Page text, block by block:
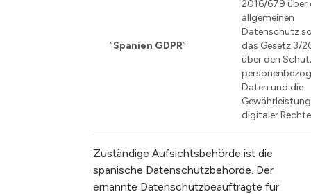
“Spanien GDPR”
2016/679 über
allgemeinen
Datenschutz
das Gesetz 3/
über den
Daten und die
Gewährleistung
digitaler
Zuständige Aufsichtsbehörde ist die
spanische Datenschutzbehörde. Der
ernannte Datenschutzbeauftragte für